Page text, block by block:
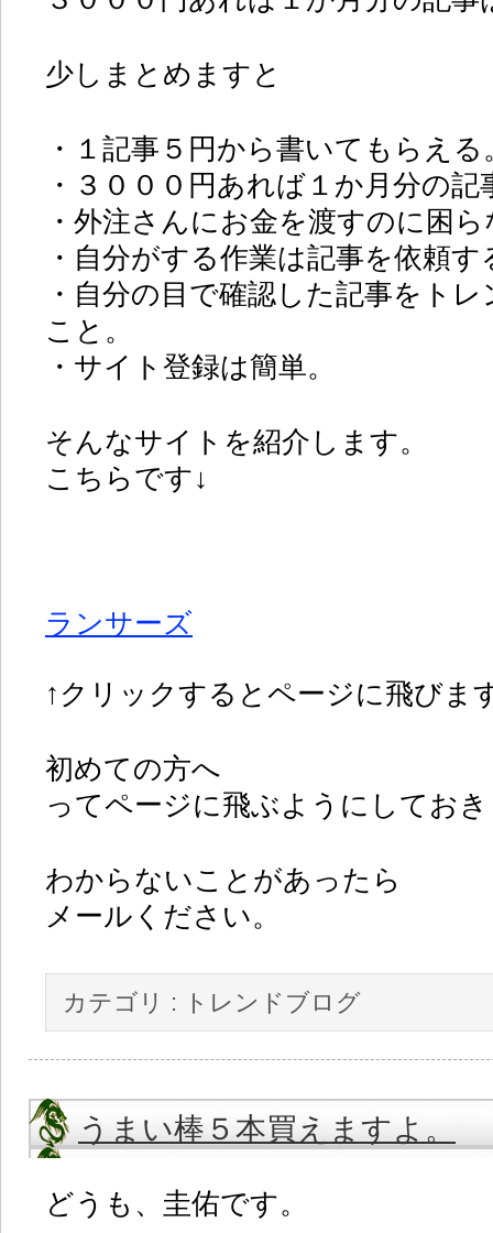
少しまとめますと
・１記事５円から書いてもらえる
・３０００円あれば１か月分の
・外注さんにお金を渡すのに困
・自分がする作業は記事を依頼す
・自分の目で確認した記事をト
こと。
・サイト登録は簡単。
そんなサイトを紹介します。
こちらです↓
ランサーズ
↑クリックするとページに飛びま
初めての方へ
ってページに飛ぶようにしてお
わからないことがあったら
メールください。
カテゴリ : トレンドブログ
うまい棒５本買えますよ。
どうも、圭佑です。